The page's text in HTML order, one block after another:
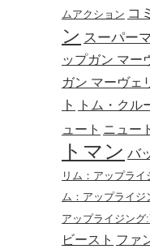
ムアクション コ
ン スーパー
ップガン マー
ガン マーヴェ
ト
トム・クル
ュート ニュー
トマン バ
リム：アップラ
ム：アップライジ
アップライジング
ビースト ファ